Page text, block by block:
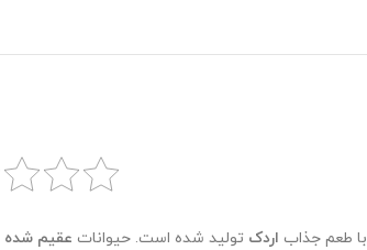
با طعم جذاب اردک تولید شده است. حیوانات عقیم شده